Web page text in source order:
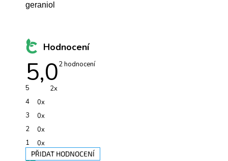
geraniol
Hodnocení
5,0Průměrné
2 hodnocení
5
2x
4
0x
3
0x
2
0x
1
0x
PŘIDAT HODNOCENÍ